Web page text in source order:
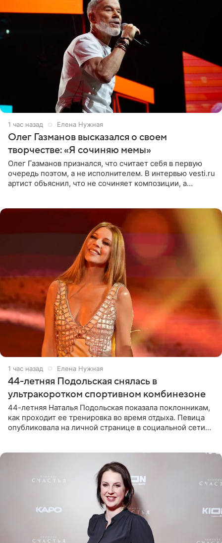
1 час назад Елена Нужная
Олег Газманов высказался о своем
творчестве: «Я сочиняю мемы»
Олег Газманов признался, что считает себя в первую
очередь поэтом, а не исполнителем. В интервью vesti.ru
артист объяснил, что не сочиняет композиции, а
1 час назад Елена Нужная
44-летняя Подольская снялась в
ультракоротком спортивном комбинезоне
44-летняя Наталья Подольская показала поклонникам,
как проходит ее тренировка во время отдыха. Певица
опубликовала на личной странице в социальной сети